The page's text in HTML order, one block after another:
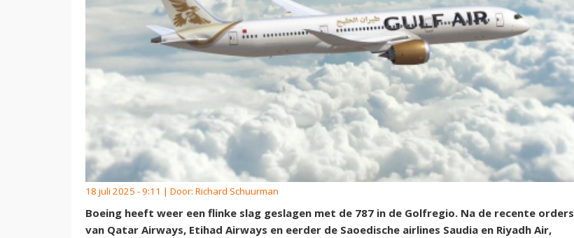
18 juli 2025 - 9:11 | Door: Richard Schuurman
Boeing heeft weer een flinke slag geslagen met de 787 in de Golfregio. Na de recente orders
van Qatar Airways, Etihad Airways en eerder de Saoedische airlines Saudia en Riyadh Air,